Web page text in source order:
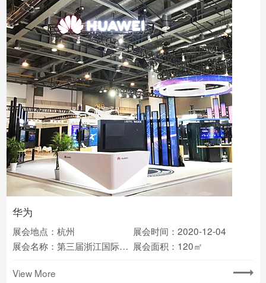
华为
展会地点：杭州
展会时间：2020-12-04
展会名称：第三届浙江国际智慧交通产业博览会 展会面积：120㎡
View More